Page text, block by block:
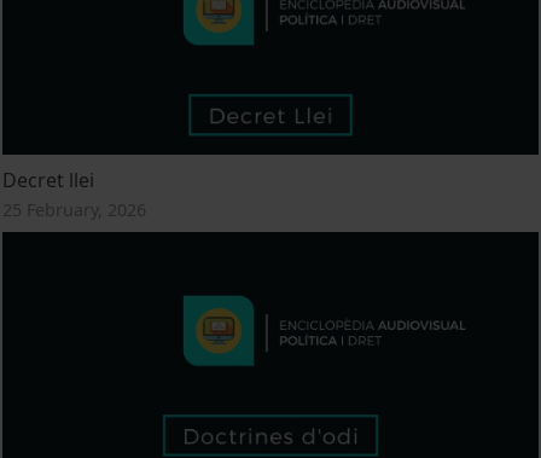
Decret llei
25 February, 2026